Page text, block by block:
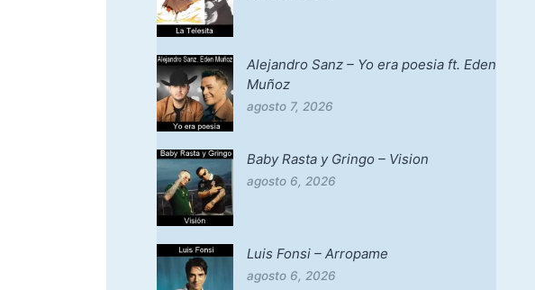
Alejandro Sanz – Yo era poesia ft. Eden
Muñoz
agosto 7, 2026
Baby Rasta y Gringo – Vision
agosto 6, 2026
Luis Fonsi – Arropame
agosto 6, 2026